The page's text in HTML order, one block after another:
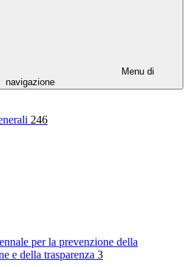
Menu di
navigazione
246
per la prevenzione della
e della trasparenza 3